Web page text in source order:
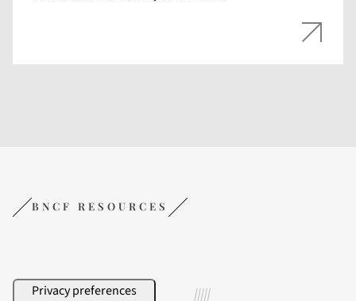
BNCF RESOURCES